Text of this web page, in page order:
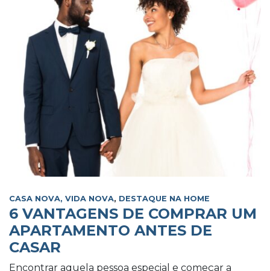
CASA NOVA, VIDA NOVA, DESTAQUE NA HOME
6 VANTAGENS DE COMPRAR UM
APARTAMENTO ANTES DE
CASAR
Encontrar aquela pessoa especial e começar a